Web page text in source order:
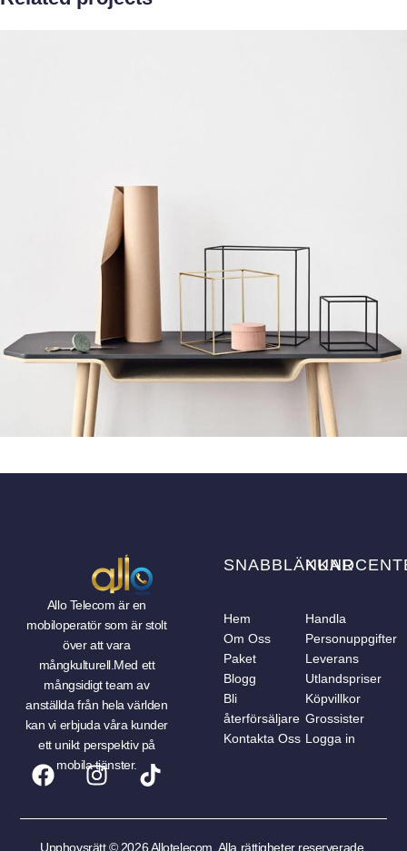
Kitchen
Leo uteu ullamcorper
Allo Telecom är en
mobiloperatör som är stolt
över att vara
mångkulturell.Med ett
mångsidigt team av
anställda från hela världen
kan vi erbjuda våra kunder
ett unikt perspektiv på
mobila tjänster.
SNABBLÄNKAR
Hem
Om Oss
Paket
Blogg
Bli
återförsäljare
Kontakta Oss
Handla
Personuppgifter
Leverans
Utlandspriser
Köpvillkor
Grossister
Logga in
Upphovsrätt © 2026 Allotelecom. Alla rättigheter reserverade.